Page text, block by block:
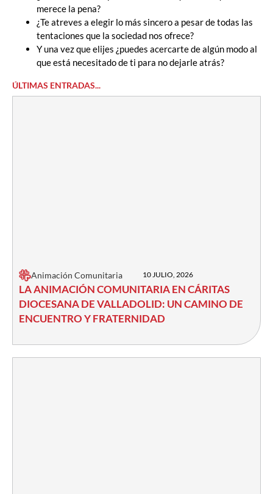
merece la pena?
¿Te atreves a elegir lo más sincero a pesar de todas las
tentaciones que la sociedad nos ofrece?
Y una vez que elijes ¿puedes acercarte de algún modo al
que está necesitado de ti para no dejarle atrás?
ÚLTIMAS ENTRADAS...
Animación Comunitaria 10 JULIO, 2026
LA ANIMACIÓN COMUNITARIA EN CÁRITAS
DIOCESANA DE VALLADOLID: UN CAMINO DE
ENCUENTRO Y FRATERNIDAD